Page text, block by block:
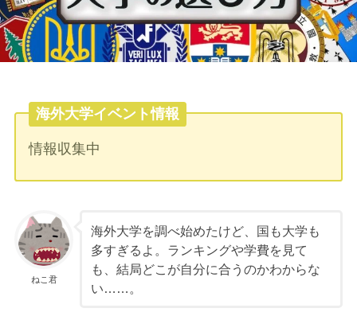
海外大学イベント情報
情報収集中
ねこ君
海外大学を調べ始めたけど、国も大学も
多すぎるよ。ランキングや学費を見て
も、結局どこが自分に合うのかわからな
い……。